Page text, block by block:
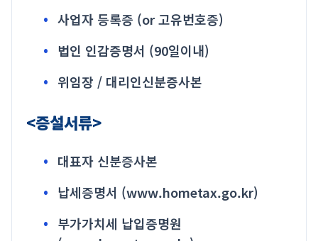
사업자 등록증 (or 고유번호증)
법인 인감증명서 (90일이내)
위임장 / 대리인신분증사본
<증설서류>
대표자 신분증사본
납세증명서 (www.hometax.go.kr)
부가가치세 납입증명원